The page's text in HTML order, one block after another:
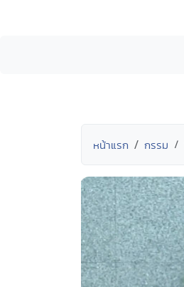
หน้าแรก กรรม